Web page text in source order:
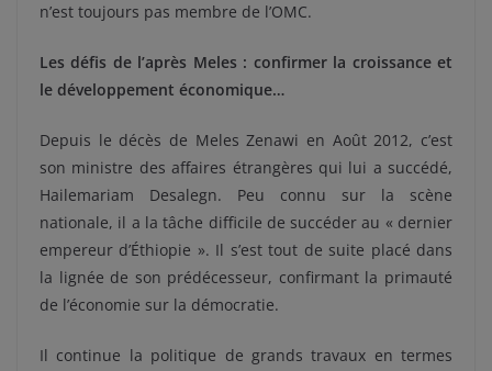
n’est toujours pas membre de l’OMC.
Les défis de l’après Meles : confirmer la croissance et
le développement économique…
Depuis le décès de Meles Zenawi en Août 2012, c’est
son ministre des affaires étrangères qui lui a succédé,
Hailemariam Desalegn. Peu connu sur la scène
nationale, il a la tâche difficile de succéder au « dernier
empereur d’Éthiopie ». Il s’est tout de suite placé dans
la lignée de son prédécesseur, confirmant la primauté
de l’économie sur la démocratie.
Il continue la politique de grands travaux en termes